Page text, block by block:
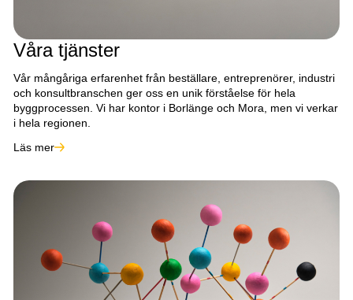
Våra tjänster
Vår mångåriga erfarenhet från beställare, entreprenörer, industri
och konsultbranschen ger oss en unik förståelse för hela
byggprocessen. Vi har kontor i Borlänge och Mora, men vi verkar
i hela regionen.
Läs mer